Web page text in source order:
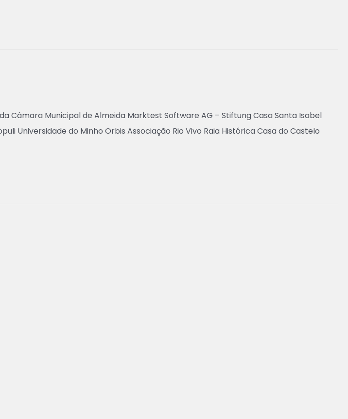
Câmara Municipal de Almeida Marktest Software AG – Stiftung Casa Santa Isabel
Universidade do Minho Orbis Associação Rio Vivo Raia Histórica Casa do Castelo